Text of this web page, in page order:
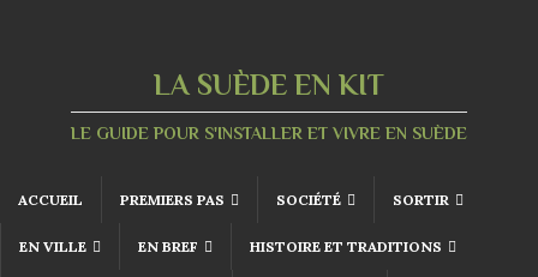
LA SUÈDE EN KIT
LE GUIDE POUR S'INSTALLER ET VIVRE EN SUÈDE
ACCUEIL PREMIERS PAS SOCIÉTÉ SORTIR
EN VILLE EN BREF HISTOIRE ET TRADITIONS